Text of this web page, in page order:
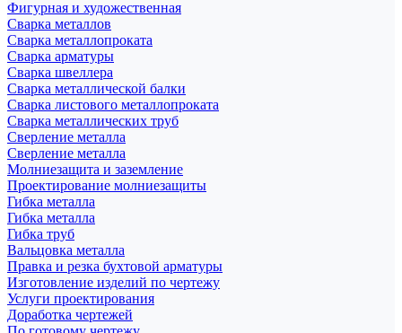
Фигурная и художественная
Сварка металлов
Сварка металлопроката
Сварка арматуры
Сварка швеллера
Сварка металлической балки
Сварка листового металлопроката
Сварка металлических труб
Сверление металла
Сверление металла
Молниезащита и заземление
Проектирование молниезащиты
Гибка металла
Гибка металла
Гибка труб
Вальцовка металла
Правка и резка бухтовой арматуры
Изготовление изделий по чертежу
Услуги проектирования
Доработка чертежей